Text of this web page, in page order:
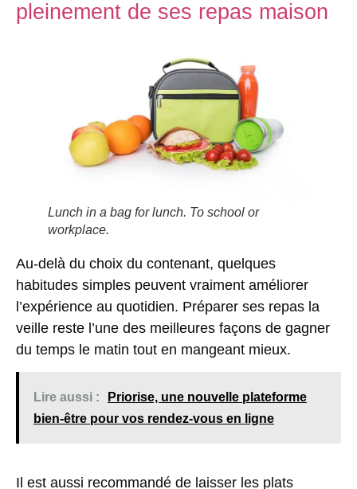
pleinement de ses repas maison
Lunch in a bag for lunch. To school or
workplace.
Au-delà du choix du contenant, quelques
habitudes simples peuvent vraiment améliorer
l’expérience au quotidien. Préparer ses repas la
veille reste l’une des meilleures façons de gagner
du temps le matin tout en mangeant mieux.
Lire aussi :
Priorise, une nouvelle plateforme
bien-être pour vos rendez-vous en ligne
Il est aussi recommandé de laisser les plats